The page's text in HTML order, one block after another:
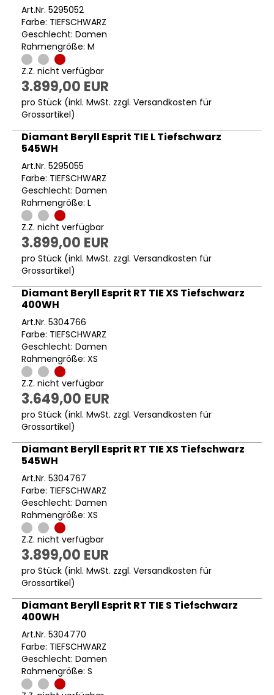
Art.Nr. 5295052
Farbe: TIEFSCHWARZ
Geschlecht: Damen
Rahmengröße: M
Z.Z. nicht verfügbar
3.899,00 EUR
pro Stück (inkl. MwSt. zzgl. Versandkosten für
Grossartikel)
Diamant Beryll Esprit TIE L Tiefschwarz
545WH
Art.Nr. 5295055
Farbe: TIEFSCHWARZ
Geschlecht: Damen
Rahmengröße: L
Z.Z. nicht verfügbar
3.899,00 EUR
pro Stück (inkl. MwSt. zzgl. Versandkosten für
Grossartikel)
Diamant Beryll Esprit RT TIE XS Tiefschwarz
400WH
Art.Nr. 5304766
Farbe: TIEFSCHWARZ
Geschlecht: Damen
Rahmengröße: XS
Z.Z. nicht verfügbar
3.649,00 EUR
pro Stück (inkl. MwSt. zzgl. Versandkosten für
Grossartikel)
Diamant Beryll Esprit RT TIE XS Tiefschwarz
545WH
Art.Nr. 5304767
Farbe: TIEFSCHWARZ
Geschlecht: Damen
Rahmengröße: XS
Z.Z. nicht verfügbar
3.899,00 EUR
pro Stück (inkl. MwSt. zzgl. Versandkosten für
Grossartikel)
Diamant Beryll Esprit RT TIE S Tiefschwarz
400WH
Art.Nr. 5304770
Farbe: TIEFSCHWARZ
Geschlecht: Damen
Rahmengröße: S